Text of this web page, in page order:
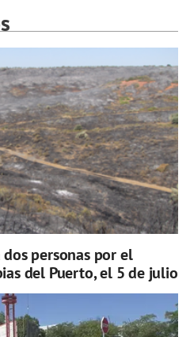
dos personas por el
del Puerto, el 5 de julio